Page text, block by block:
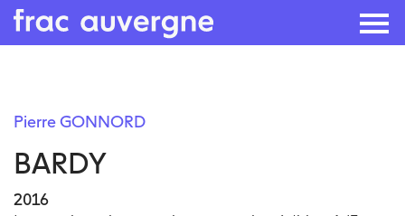
content
Pierre GONNORD
BARDY
2016